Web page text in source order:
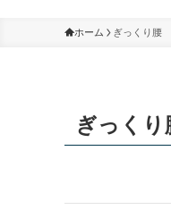
ホーム ぎっくり腰
ぎっくり